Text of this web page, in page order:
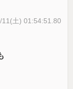
11(土) 01:54:51.80